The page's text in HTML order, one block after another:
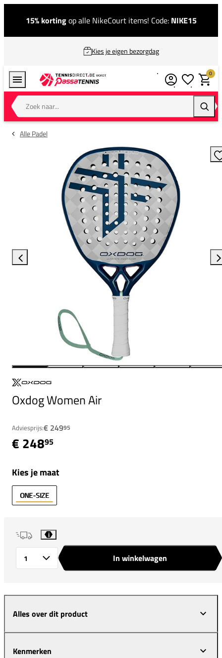
15% kortingop alle NikeCourt items! Code: NIKE15
Kies je eigen bezorgdag
Zoek naar...
0
Alle Padel
Oxdog Women Air
Adviesprijs:€ 24995
€ 24895
Kies je maat
ONE-SIZE
i
In winkelwagen
Alles over dit product
Kenmerken